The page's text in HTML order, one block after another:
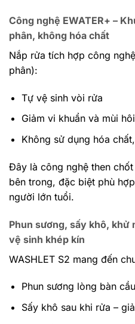
Công nghệ EWATER+ –
phân, không hóa chất
Nắp rửa tích hợp công
phân):
Tự vệ sinh vòi rửa
Giảm vi khuẩn và mùi hôi
Không sử dụng hóa
Đây là công nghệ then
bên trong, đặc biệt phù
người lớn tuổi.
Phun sương, sấy khô, khử
vệ sinh khép kín
WASHLET S2 mang đến
Phun sương lòng bàn
Sấy khô sau khi rửa –